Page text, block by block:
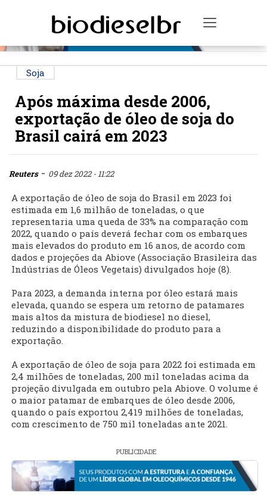
Toggle
Soja
Após máxima desde 2006,
exportação de óleo de soja do
Brasil cairá em 2023
Reuters- 09 dez 2022 - 11:22
A exportação de óleo de soja do Brasil em 2023 foi
estimada em 1,6 milhão de toneladas, o que
representaria uma queda de 33% na comparação com
2022, quando o país deverá fechar com os embarques
mais elevados do produto em 16 anos, de acordo com
dados e projeções da Abiove (Associação Brasileira das
Indústrias de Óleos Vegetais) divulgados hoje (8).
Para 2023, a demanda interna por óleo estará mais
elevada, quando se espera um retorno de patamares
mais altos da mistura de biodiesel no diesel,
reduzindo a disponibilidade do produto para a
exportação.
A exportação de óleo de soja para 2022 foi estimada em
2,4 milhões de toneladas, 200 mil toneladas acima da
projeção divulgada em outubro pela Abiove. O volume é
o maior patamar de embarques de óleo desde 2006,
quando o país exportou 2,419 milhões de toneladas,
com crescimento de 750 mil toneladas ante 2021.
PUBLICIDADE